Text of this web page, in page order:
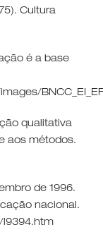
Cultura
é a base
qualitativa
aos métodos.
de 1996.
nacional.
l9394.htm